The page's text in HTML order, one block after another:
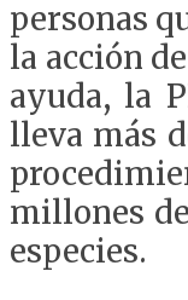
personas
la acción
ayuda, la
lleva más
millones
especies.